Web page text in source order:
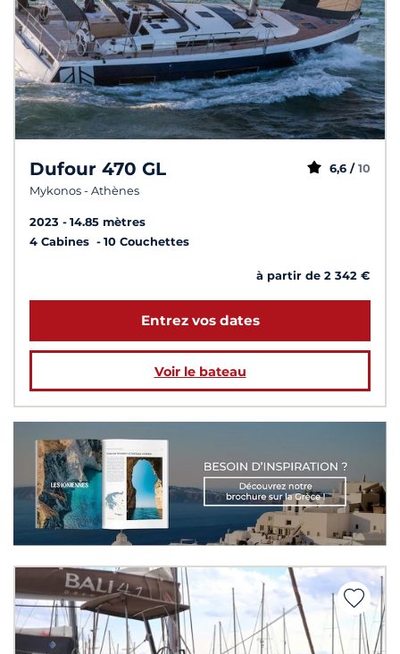
Dufour 470 GL
Mykonos - Athènes
6,6 / 10
2023
14.85 mètres
4 Cabines
10 Couchettes
à partir de 2 342 €
Entrez vos dates
Voir le bateau